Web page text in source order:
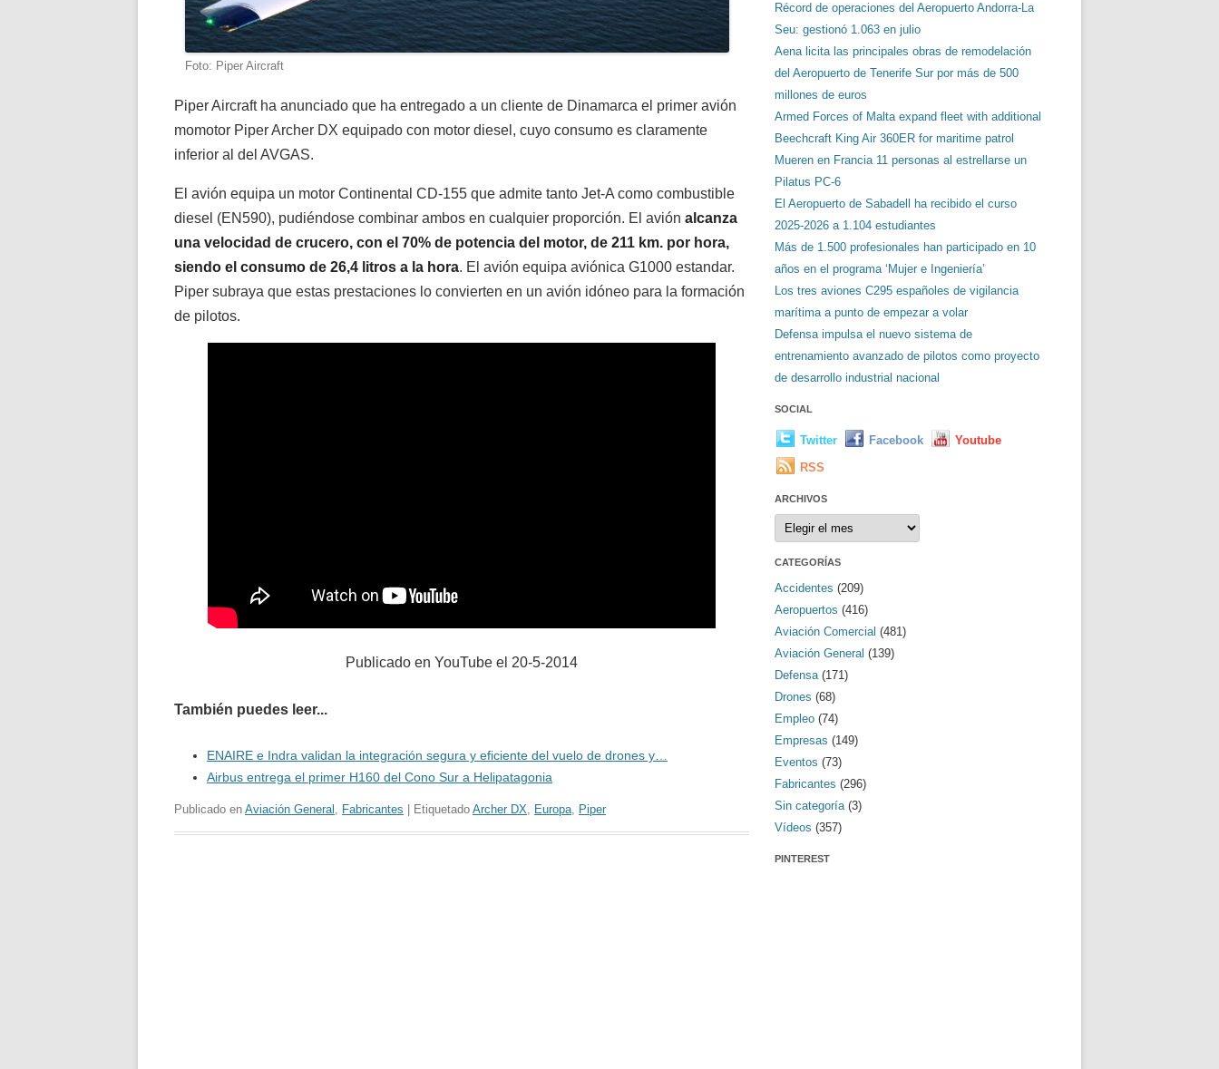
Foto: Piper Aircraft
Piper Aircraft ha anunciado que ha entregado a un cliente de Dinamarca el primer avión
momotor Piper Archer DX equipado con motor diesel, cuyo consumo es claramente
inferior al del AVGAS.
El avión equipa un motor Continental CD-155 que admite tanto Jet-A como combustible
diesel (EN590), pudiéndose combinar ambos en cualquier proporción. El avión alcanza
una velocidad de crucero, con el 70% de potencia del motor, de 211 km. por hora,
siendo el consumo de 26,4 litros a la hora. El avión equipa aviónica G1000 estandar.
Piper subraya que estas prestaciones lo convierten en un avión idóneo para la formación
de pilotos.
Publicado en YouTube el 20-5-2014
También puedes leer...
ENAIRE e Indra validan la integración segura y eficiente del vuelo de drones y…
Airbus entrega el primer H160 del Cono Sur a Helipatagonia
Publicado en Aviación General Fabricantes | Etiquetado Archer DX Europa Piper
Récord de operaciones del Aeropuerto Andorra-La
Seu: gestionó 1.063 en julio
Aena licita las principales obras de remodelación
del Aeropuerto de Tenerife Sur por más de 500
millones de euros
Armed Forces of Malta expand fleet with additional
Beechcraft King Air 360ER for maritime patrol
Mueren en Francia 11 personas al estrellarse un
Pilatus PC-6
El Aeropuerto de Sabadell ha recibido el curso
2025-2026 a 1.104 estudiantes
Más de 1.500 profesionales han participado en 10
años en el programa ‘Mujer e Ingeniería’
Los tres aviones C295 españoles de vigilancia
marítima a punto de empezar a volar
Defensa impulsa el nuevo sistema de
entrenamiento avanzado de pilotos como proyecto
de desarrollo industrial nacional
SOCIAL
Twitter Facebook
Youtube
RSS
ARCHIVOS
Archivos
CATEGORÍAS
Accidentes (209)
Aeropuertos (416)
Aviación Comercial (481)
Aviación General (139)
Defensa(171)
Drones (68)
Empleo (74)
Empresas (149)
Eventos (73)
Fabricantes (296)
Sin categoría(3)
Vídeos (357)
PINTEREST